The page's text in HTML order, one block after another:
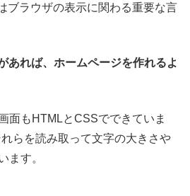
ブラウザの表示に関わる重要な言
あれば、ホームページを作れるよ
面もHTMLとCSSでできていま
らを読み取って文字の大きさや
ます。